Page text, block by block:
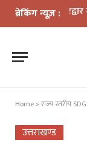
ब्रेकिंग न्यूज़ :
हरिद्वार में काली
Home » राज्य स्तरीय
उत्तराखण्ड